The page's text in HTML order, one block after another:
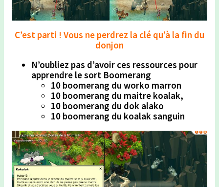
C’est parti ! Vous ne perdrez la clé qu’à la fin du
donjon
N’oubliez pas d’avoir ces ressources pour
apprendre le sort Boomerang
10 boomerang du worko marron
10 boomerang du maitre koalak,
10 boomerang du dok alako
10 boomerang du koalak sanguin